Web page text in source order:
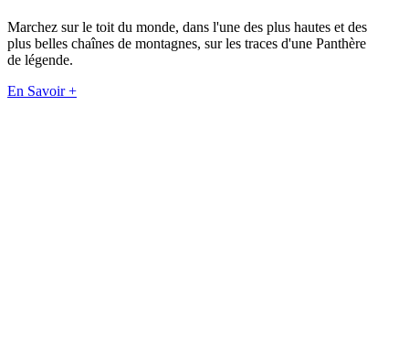
Marchez sur le toit du monde, dans l'une des plus hautes et des
plus belles chaînes de montagnes, sur les traces d'une Panthère
de légende.
En Savoir +